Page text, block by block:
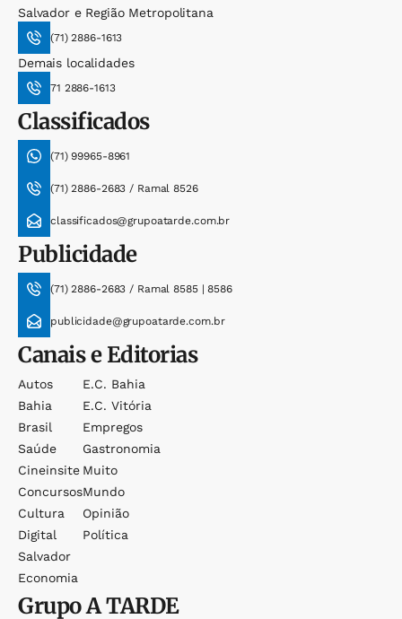
Salvador e Região Metropolitana
(71) 2886-1613
Demais localidades
71 2886-1613
Classificados
(71) 99965-8961
(71) 2886-2683 / Ramal 8526
classificados@grupoatarde.com.br
Publicidade
(71) 2886-2683 / Ramal 8585 | 8586
publicidade@grupoatarde.com.br
Canais e Editorias
Autos
Bahia
Brasil
Saúde
Cineinsite
Concursos
Cultura
Digital
Salvador
Economia
E.c. Bahia
E.c. Vitória
Empregos
Gastronomia
Muito
Mundo
Opinião
Política
GrupoA TARDE